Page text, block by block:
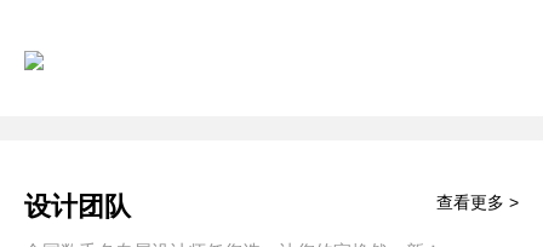
设计团队 查看更多 >